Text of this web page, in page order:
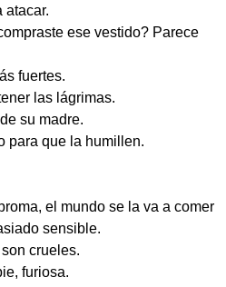
atacar.
ese vestido? Parece
fuertes.
las lágrimas.
su madre.
para que la humillen.
el mundo se la va a comer
sensible.
crueles.
furiosa.